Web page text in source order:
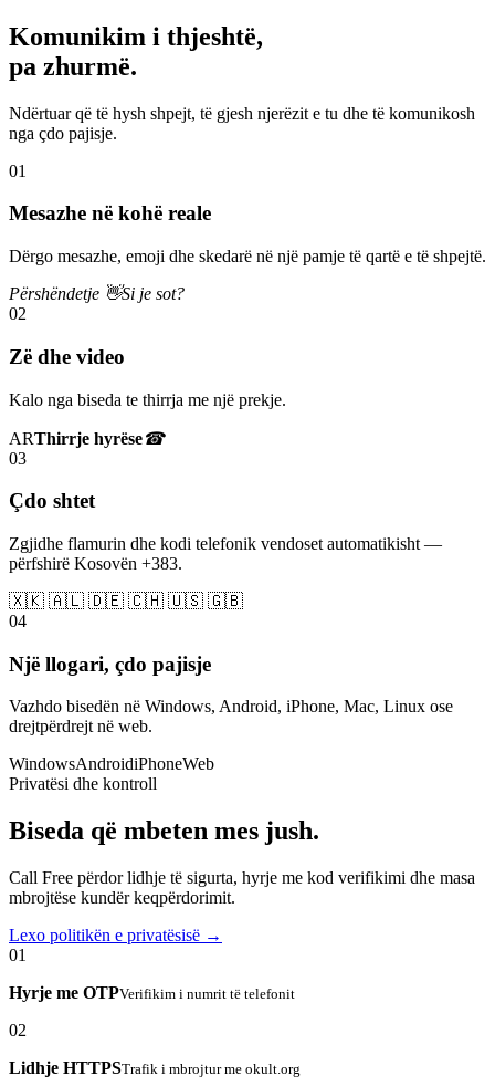
Komunikim i thjeshtë,
pa zhurmë.
Ndërtuar që të hysh shpejt, të gjesh njerëzit e tu dhe të komunikosh
nga çdo pajisje.
01
Mesazhe në kohë reale
Dërgo mesazhe, emoji dhe skedarë në një pamje të qartë e të shpejtë.
Përshëndetje 👋Si je sot?
02
Zë dhe video
Kalo nga biseda te thirrja me një prekje.
ARThirrje hyrëse☎
03
Çdo shtet
Zgjidhe flamurin dhe kodi telefonik vendoset automatikisht —
përfshirë Kosovën +383.
🇽🇰 🇦🇱 🇩🇪 🇨🇭 🇺🇸 🇬🇧
04
Një llogari, çdo pajisje
Vazhdo bisedën në Windows, Android, iPhone, Mac, Linux ose
drejtpërdrejt në web.
WindowsAndroidiPhoneWeb
Privatësi dhe kontroll
Biseda që mbeten mes jush.
Call Free përdor lidhje të sigurta, hyrje me kod verifikimi dhe masa
mbrojtëse kundër keqpërdorimit.
Lexo politikën e privatësisë →
01
Hyrje me OTPVerifikim i numrit të telefonit
02
Lidhje HTTPSTrafik i mbrojtur me okult.org